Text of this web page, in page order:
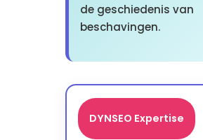
de geschiedenis van
beschavingen.
DYNSEO Expertise